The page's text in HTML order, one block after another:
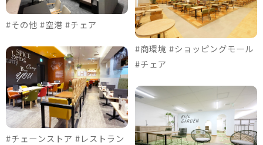
#その他 #空港 #チェア
#チェーンストア #レストラン
#商環境 #ショッピングモール
#チェア